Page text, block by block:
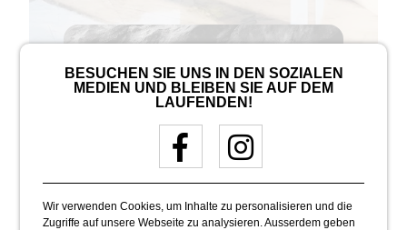
PLATTEN­BELÄGE
Hier finden Sie eine Auswahl unserer
Ihnen einen Einblick in unsere Expertise
und Leidenschaft für präzise Verlegung und
kreative Gestaltung geben.
BESUCHEN SIE UNS IN DEN SOZIALEN
MEDIEN UND BLEIBEN SIE AUF DEM
LAUFENDEN!
Wir verwenden Cookies, um Inhalte zu personalisieren und die
Zugriffe auf unsere Webseite zu analysieren. Ausserdem geben